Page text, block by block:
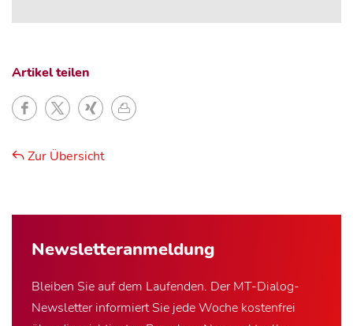
Newsletter­anmeldung
Bleiben Sie auf dem Laufenden. Der MT-Dialog-
Newsletter informiert Sie jede Woche kostenfrei
Artikel teilen
Zur Übersicht